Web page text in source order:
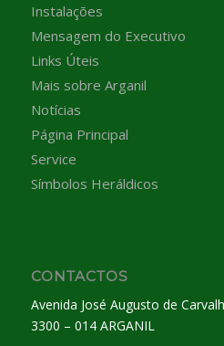
Instalações
Mensagem do Executivo
Links Úteis
Mais sobre Arganil
Notícias
Página Principal
Service
Símbolos Heráldicos
CONTACTOS
Avenida José Augusto de
3300 – 014 ARGANIL